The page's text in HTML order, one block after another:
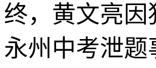
终，黄文亮
永州中考泄题